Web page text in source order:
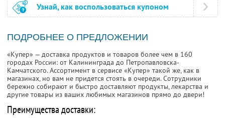
Узнай, как воспользоваться купоном
ПОДРОБНЕЕ О ПРЕДЛОЖЕНИИ
«Купер» — доставка продуктов и товаров более чем в 160
городах России: от Калининграда до Петропавловска-
Камчатского. Ассортимент в сервисе «Купер» такой же, как в
магазинах, но вам не придется стоять в очереди. Сотрудники
бережно собирают и быстро доставляют продукты, лекарства и
другие товары из ваших любимых магазинов прямо до двери!
Преимущества доставки: